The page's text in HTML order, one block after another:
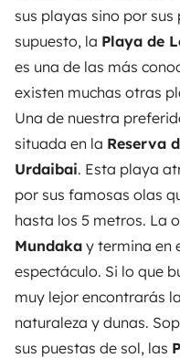
sus playas sino por
supuesto, la Playa de
es una de las más
existen muchas otras
Una de nuestra
situada en la Reserva
Urdaibai. Esta playa
por sus famosas olas
hasta los 5 metros. La
Mundaka y termina en
espectáculo. Si lo que
muy lejor encontrarás la
naturaleza y dunas.
sus puestas de sol, las